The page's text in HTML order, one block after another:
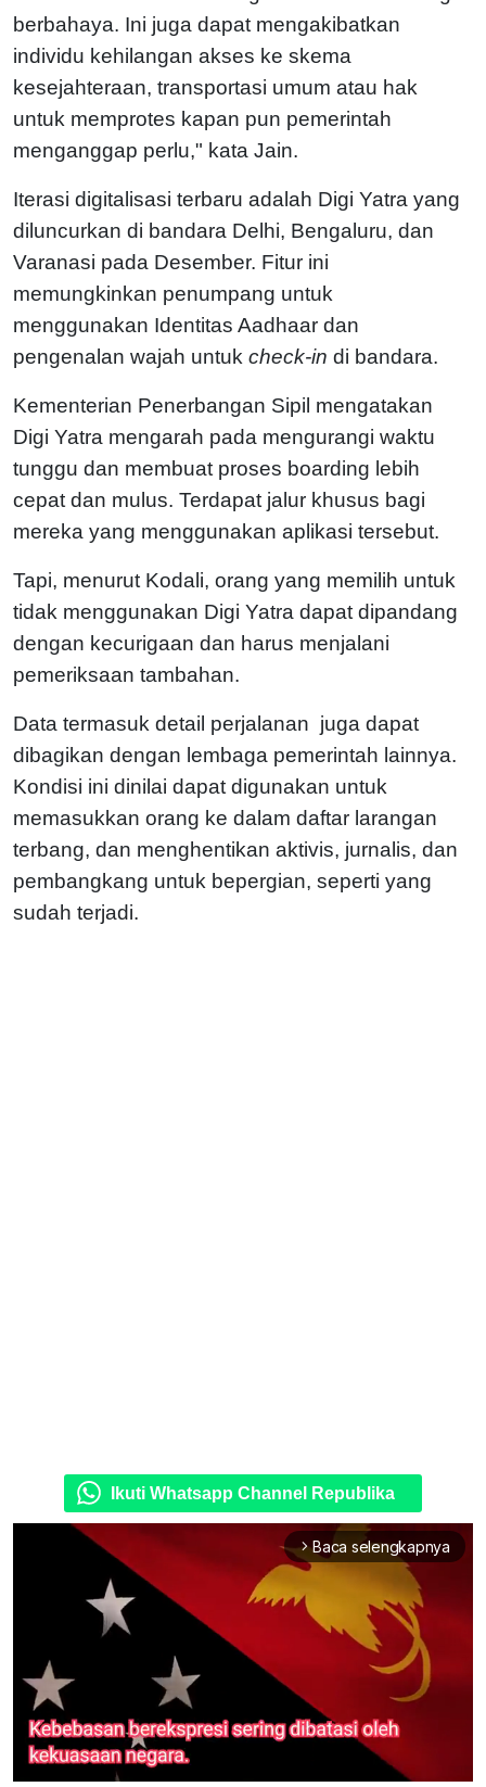
berbahaya. Ini juga dapat mengakibatkan
individu kehilangan akses ke skema
kesejahteraan, transportasi umum atau hak
untuk memprotes kapan pun pemerintah
menganggap perlu," kata Jain.
Iterasi digitalisasi terbaru adalah Digi Yatra yang
diluncurkan di bandara Delhi, Bengaluru, dan
Varanasi pada Desember. Fitur ini
memungkinkan penumpang untuk
menggunakan Identitas Aadhaar dan
pengenalan wajah untuk check-in di bandara.
Kementerian Penerbangan Sipil mengatakan
Digi Yatra mengarah pada mengurangi waktu
tunggu dan membuat proses boarding lebih
cepat dan mulus. Terdapat jalur khusus bagi
mereka yang menggunakan aplikasi tersebut.
Tapi, menurut Kodali, orang yang memilih untuk
tidak menggunakan Digi Yatra dapat dipandang
dengan kecurigaan dan harus menjalani
pemeriksaan tambahan.
Data termasuk detail perjalanan juga dapat
dibagikan dengan lembaga pemerintah lainnya.
Kondisi ini dinilai dapat digunakan untuk
memasukkan orang ke dalam daftar larangan
terbang, dan menghentikan aktivis, jurnalis, dan
pembangkang untuk bepergian, seperti yang
sudah terjadi.
Ikuti Whatsapp Channel Republika
arrow_forward_ios Baca selengkapnya